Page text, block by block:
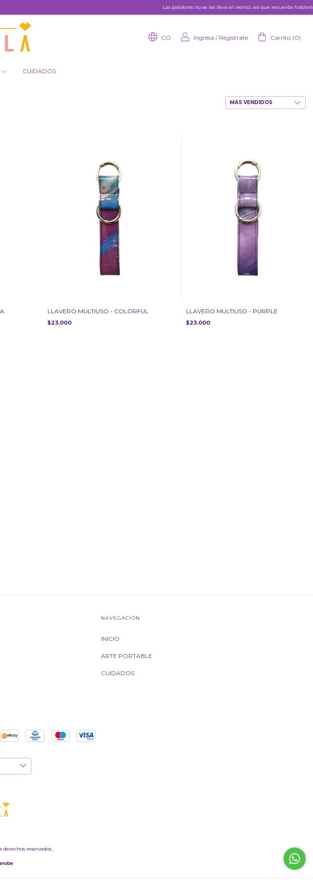
Las palabras no se las lleva el viento, así que recuerda hablarte
CO Ingresa / Registrate Carrito (0)
CUIDADOS
LLAVERO MULTIUSO - COLORFUL
$23.000
LLAVERO MULTIUSO - PURPLE
$23.000
NAVEGACIÓN
INICIO
ARTE PORTABLE
CUIDADOS
reservados.